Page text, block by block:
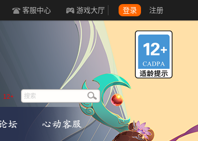
客服中心 游戏大厅 登录 注册
12+